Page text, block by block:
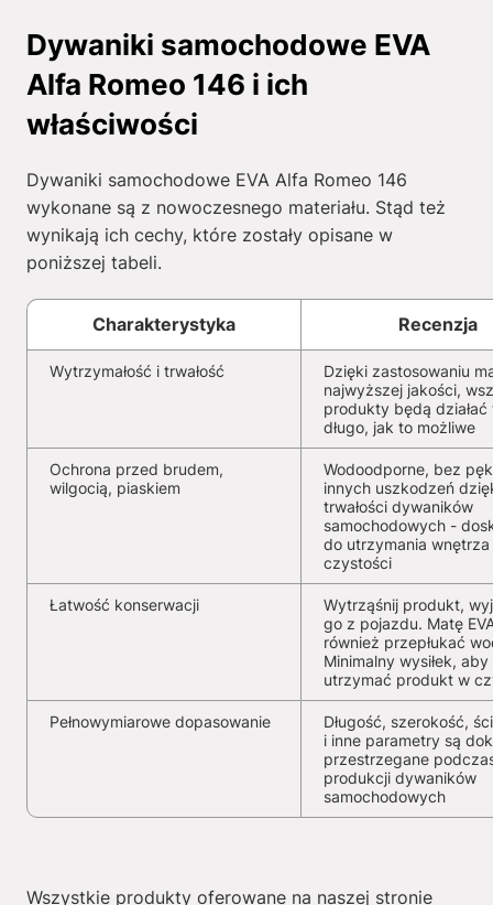
Dywaniki samochodowe EVA
Alfa Romeo 146 i ich
właściwości
Dywaniki samochodowe EVA Alfa Romeo 146
wykonane są z nowoczesnego materiału. Stąd też
wynikają ich cechy, które zostały opisane w
poniższej tabeli.
Charakterystyka Recenzja
Wytrzymałość i trwałość
Dzięki zastosowaniu
najwyższej jakości,
produkty będą działać
długo, jak to możliwe
Ochrona przed brudem,
wilgocią, piaskiem
Wodoodporne, bez
innych uszkodzeń
trwałości dywaników
samochodowych -
do utrzymania wnętrza
czystości
Łatwość konserwacji
Wytrząśnij produkt,
go z pojazdu. Matę
również przepłukać
Minimalny wysiłek, aby
utrzymać produkt w
Pełnowymiarowe dopasowanie
Długość, szerokość,
i inne parametry są
przestrzegane
produkcji dywaników
samochodowych
Wszystkie produkty oferowane na naszej stronie